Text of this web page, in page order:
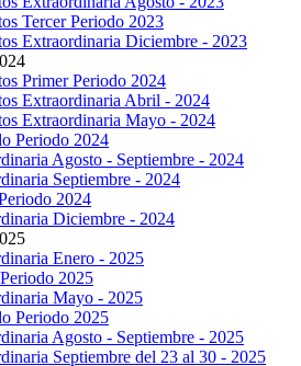
Tercer Periodo 2023
Extraordinaria Diciembre - 2023
Primer Periodo 2024
Extraordinaria Abril - 2024
Extraordinaria Mayo - 2024
Periodo 2024
Agosto - Septiembre - 2024
Septiembre - 2024
2024
Diciembre - 2024
Enero - 2025
2025
Mayo - 2025
Periodo 2025
Agosto - Septiembre - 2025
Septiembre del 23 al 30 - 2025